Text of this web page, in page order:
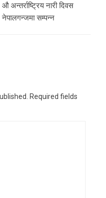
औ अन्तर्राष्ट्रिय नारी दिवस
नेपालगन्जमा सम्पन्न
Required fields